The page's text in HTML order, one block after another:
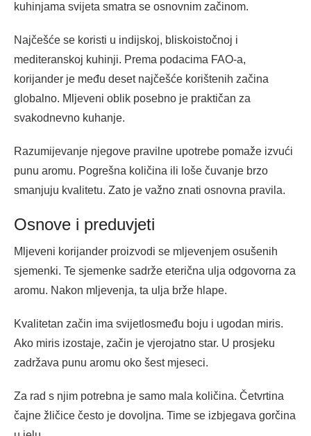
kuhinjama svijeta smatra se osnovnim začinom.
Najčešće se koristi u indijskoj, bliskoistočnoj i
mediteranskoj kuhinji. Prema podacima FAO-a,
korijander je među deset najčešće korištenih začina
globalno. Mljeveni oblik posebno je praktičan za
svakodnevno kuhanje.
Razumijevanje njegove pravilne upotrebe pomaže izvući
punu aromu. Pogrešna količina ili loše čuvanje brzo
smanjuju kvalitetu. Zato je važno znati osnovna pravila.
Osnove i preduvjeti
Mljeveni korijander proizvodi se mljevenjem osušenih
sjemenki. Te sjemenke sadrže eterična ulja odgovorna za
aromu. Nakon mljevenja, ta ulja brže hlape.
Kvalitetan začin ima svijetlosmeđu boju i ugodan miris.
Ako miris izostaje, začin je vjerojatno star. U prosjeku
zadržava punu aromu oko šest mjeseci.
Za rad s njim potrebna je samo mala količina. Četvrtina
čajne žličice često je dovoljna. Time se izbjegava gorčina